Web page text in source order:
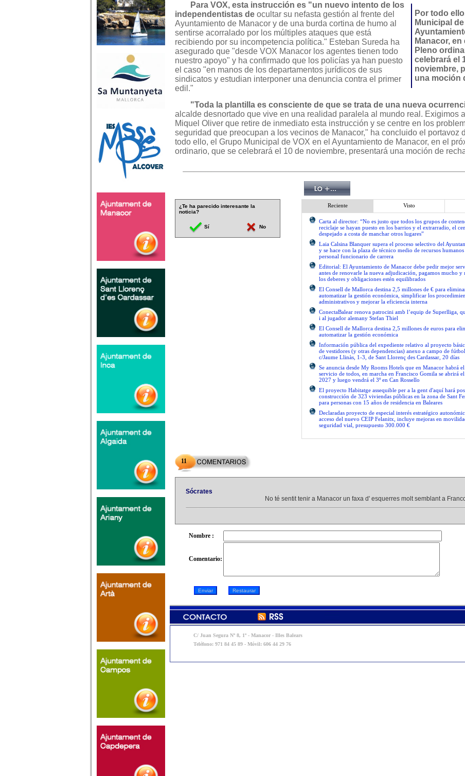
Por todo
Municipal de
Manacor,
Pleno
celebrará el
noviembre,
una moción
Para VOX, esta instrucción es "un nuevo intento de los
independentistas de ocultar su nefasta gestión al frente del
Ayuntamiento de Manacor y de una burda cortina de humo al
sentirse acorralado por los múltiples ataques que está
recibiendo por su incompetencia política." Esteban Sureda ha
asegurado que "desde VOX Manacor los agentes tienen todo
nuestro apoyo" y ha confirmado que los policías ya han puesto
el caso "en manos de los departamentos jurídicos de sus
sindicatos y estudian interponer una denuncia contra el primer
edil."
"Toda la plantilla es consciente de que se trata de una nueva
alcalde desnortado que vive en una realidad paralela al mundo real. Exigimos
Miquel Oliver que retire de inmediato esta instrucción y se centre en los
seguridad que preocupan a los vecinos de Manacor," ha concluido el portavoz
todo ello, el Grupo Municipal de VOX en el Ayuntamiento de Manacor, en el
ordinario, que se celebrará el 10 de noviembre, presentará una moción de
¿Te ha parecido interesante la
noticia?
Sí No
Reciente Visto
Carta al director: “No es justo que todos los grupos de
reciclaje se hayan puesto en los barrios y el extrarradio, el
despejado a costa de manchar otros lugares”
Laia Calsina Blanquer supera el proceso selectivo del
y se hace con la plaza de técnico medio de recursos
personal funcionario de carrera
Editorial: El Ayuntamiento de Manacor debe pedir mejor
antes de renovarle la nueva adjudicación, pagamos mucho y
los deberes y obligaciones estén equilibrados
El Consell de Mallorca destina 2,5 millones de € para
automatizar la gestión económica, simplificar los
administrativos y mejorar la eficiencia interna
ConectaBalear renova patrocini amb l’equip de Superlliga,
i al jugador alemany Stefan Thiel
El Consell de Mallorca destina 2,5 millones de euros para
automatizar la gestión económica
Información pública del expediente relativo al proyecto
de vestidores (y otras dependencias) anexo a campo de
c/Jaume Llinàs, 1-3, de Sant Llorenç des Cardassar, 20 días
Se anuncia desde My Rooms Hotels que en Manacor habrá
servicio de todos, en marcha en Francisco Gomila se abrirá
2027 y luego vendrá el 3º en Can Rossello
El proyecto Habitatge assequible per a la gent d'aquí hará
construcción de 323 viviendas públicas en la zona de Sant
para personas con 15 años de residencia en Baleares
Declaradas proyecto de especial interés estratégico
acceso del nuevo CEIP Felanitx, incluye mejoras en
seguridad vial, presupuesto 300.000 €
11
Sócrates
No té sentit tenir a Manacor un faxa d' esquerres molt semblant a
Nombre :
Comentario:
C/ Juan Segura Nº 8, 1º - Manacor - Illes Balears
Teléfono: 971 84 45 89 - Móvil: 606 44 29 76